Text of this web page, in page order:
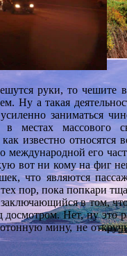
руки, то чешите
Ну а такая
заниматься
в местах массового
известно относятся
международной его
вот ни кому на фиг
что являются
тех пор, пока попкари
в том,
Нет, ну это
мину, не